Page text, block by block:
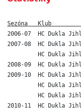
Sezóna   Klub
2006-07  HC
2007-08  HC
HC Dukla
2008-09  HC
2009-10  HC
HC Dukla
HC Dukla
2010-11  HC